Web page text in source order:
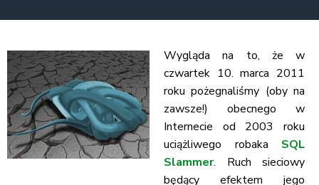
Wygląda na to, że w
czwartek 10. marca 2011
roku pożegnaliśmy (oby na
zawsze!) obecnego w
Internecie od 2003 roku
uciążliwego robaka SQL
Slammer. Ruch sieciowy
będący efektem jego